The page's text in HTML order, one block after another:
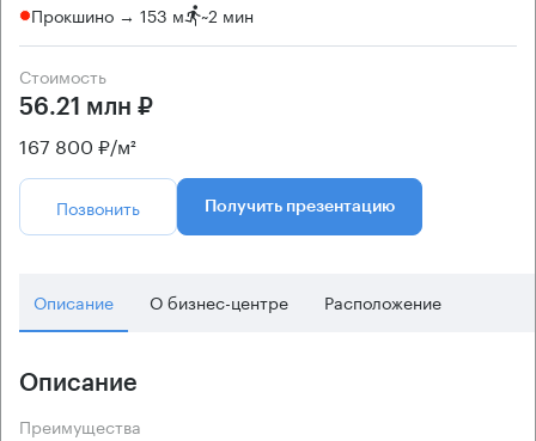
Прокшино → 153 м ~2 мин
Стоимость
56.21 млн ₽
167 800 ₽/м²
Позвонить Получить презентацию
Описание О бизнес-центре Расположение
Описание
Преимущества